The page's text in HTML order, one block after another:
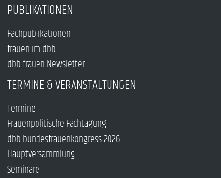
PUBLIKATIONEN
Fachpublikationen
frauen im dbb
dbb frauen Newsletter
TERMINE & VERANSTALTUNGEN
Termine
Frauenpolitische Fachtagung
dbb bundesfrauenkongress 2026
Hauptversammlung
Seminare